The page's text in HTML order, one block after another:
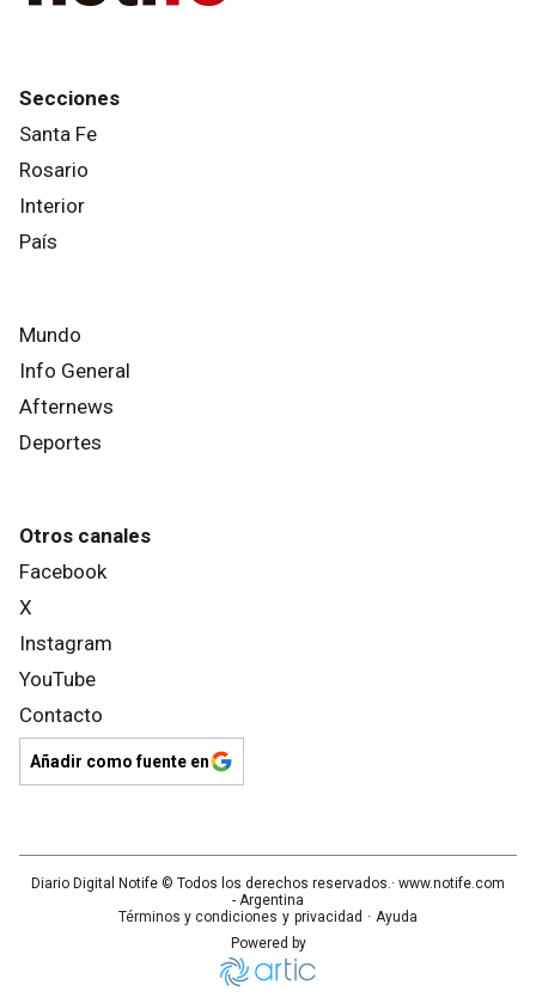
Secciones
Santa Fe
Rosario
Interior
País
Mundo
Info General
Afternews
Deportes
Otros canales
Facebook
X
Instagram
YouTube
Contacto
Añadir como fuente en
Diario Digital Notife © Todos los derechos reservados.· www.notife.com
- Argentina
Términos y condiciones y privacidad · Ayuda
Powered by